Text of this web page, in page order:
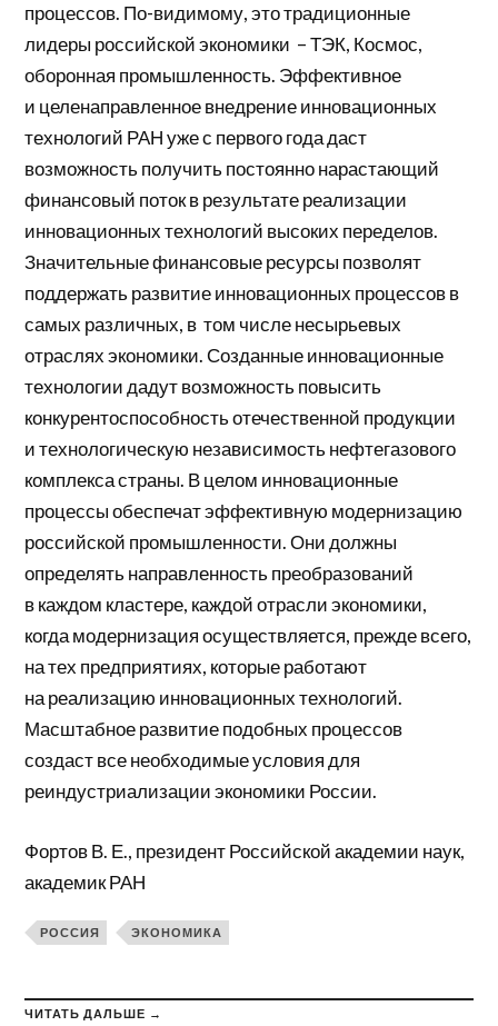
процессов. По-видимому, это традиционные
лидеры российской экономики – ТЭК, Космос,
оборонная промышленность. Эффективное
и целенаправленное внедрение инновационных
технологий РАН уже с первого года даст
возможность получить постоянно нарастающий
финансовый поток в результате реализации
инновационных технологий высоких переделов.
Значительные финансовые ресурсы позволят
поддержать развитие инновационных процессов в
самых различных, в том числе несырьевых
отраслях экономики. Созданные инновационные
технологии дадут возможность повысить
конкурентоспособность отечественной продукции
и технологическую независимость нефтегазового
комплекса страны. В целом инновационные
процессы обеспечат эффективную модернизацию
российской промышленности. Они должны
определять направленность преобразований
в каждом кластере, каждой отрасли экономики,
когда модернизация осуществляется, прежде всего,
на тех предприятиях, которые работают
на реализацию инновационных технологий.
Масштабное развитие подобных процессов
создаст все необходимые условия для
реиндустриализации экономики России.
Фортов В. Е., президент Российской академии наук,
академик РАН
РОССИЯ ЭКОНОМИКА
ЧИТАТЬ ДАЛЬШЕ →